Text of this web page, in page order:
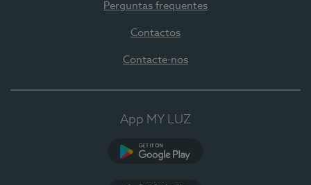
Perguntas frequentes
Contactos
Contacte-nos
App MY LUZ